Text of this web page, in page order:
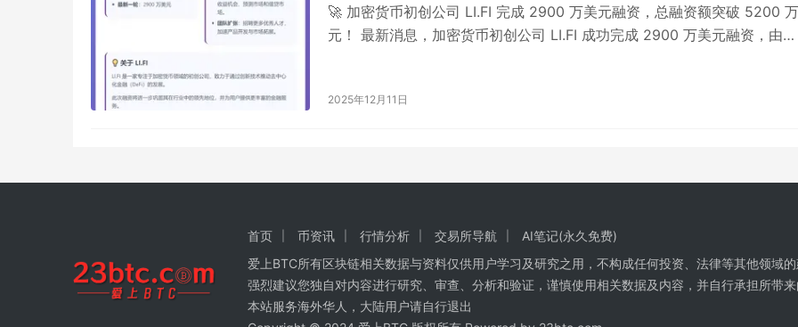
🚀 加密货币初创公司 LI.FI 完成 2900 万美元融资，总融资额突破 5200
元！ 最新消息，加密货币初创公司 LI.FI 成功完成 2900 万美元融资，由
2025年12月11日
首页 币资讯 行情分析 交易所导航
AI笔记(永久免费)
爱上BTC所有区块链相关数据与资料仅供用户学习及研究之用，不构成任何投资、法律等其他领域
强烈建议您独自对内容进行研究、审查、分析和验证，谨慎使用相关数据及内容，并自行承担所带
本站服务海外华人，大陆用户请自行退出